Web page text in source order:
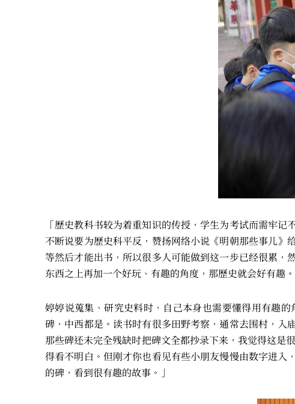
「歷史教科书较为着重知识的传授，学生为考试而需牢
不断说要为歷史科平反，赞扬网络小说《明朝那些事儿
等然后才能出书，所以很多人可能做到这一步已经很累
东西之上再加一个好玩、有趣的角度，那歷史就会好有趣。
婷婷说蒐集、研究史料时，自己本身也需要懂得用有趣
碑，中西都是。读书时有很多田野考察，通常去围村，
那些碑还未完全残缺时把碑文全都抄录下来，我觉得这
得看不明白。但刚才你也看见有些小朋友慢慢由数字进
的碑，看到很有趣的故事。」